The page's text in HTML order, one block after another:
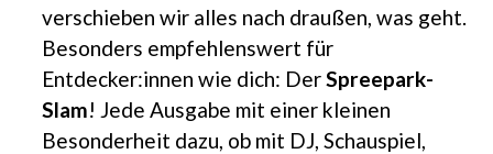
verschieben wir alles nach draußen, was geht.
Besonders empfehlenswert für
Entdecker:innen wie dich: DerSpreepark-
Slam! Jede Ausgabe mit einer kleinen
Besonderheit dazu, ob mit DJ, Schauspiel,